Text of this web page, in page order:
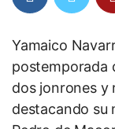
Yamaico
postemporada
dos jonrones y
destacando su